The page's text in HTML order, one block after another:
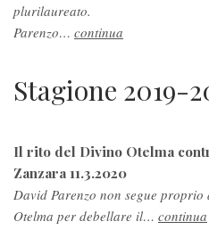
plurilaureato.
Parenzo… continua
Stagione 2019-
Il rito del Divino Otelma
Zanzara 11.3.2020
David Parenzo non segue
Otelma per debellare il… continua